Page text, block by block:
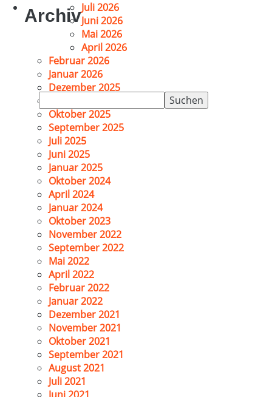
Suchen
nach:
ArchivJuli 2026
Juni 2026
Mai 2026
April 2026
Februar 2026
Januar 2026
Dezember 2025
Oktober 2025
September 2025
Juli 2025
Juni 2025
Januar 2025
Oktober 2024
April 2024
Januar 2024
Oktober 2023
November 2022
September 2022
Mai 2022
April 2022
Februar 2022
Januar 2022
Dezember 2021
November 2021
Oktober 2021
September 2021
August 2021
Juli 2021